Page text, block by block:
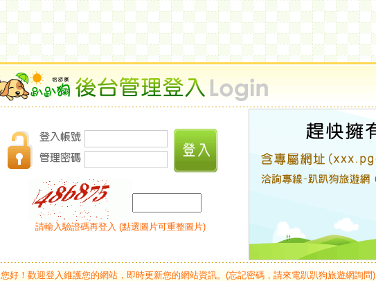
請輸入驗證碼再登入 (點選圖片可重整圖片)
您好！歡迎登入維護您的網站，即時更新您的網站資訊。(忘記密碼，請來電趴趴狗旅遊網詢問)